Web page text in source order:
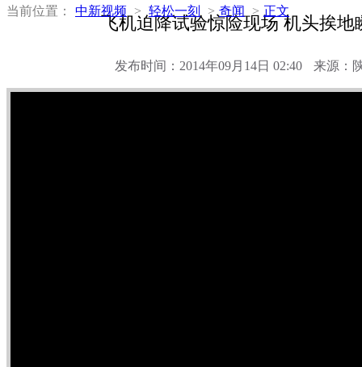
当前位置： 中新视频 > 轻松一刻 > 奇闻 > 正文
飞机迫降试验惊险现场 机头挨地
发布时间：2014年09月14日 02:40 来源：